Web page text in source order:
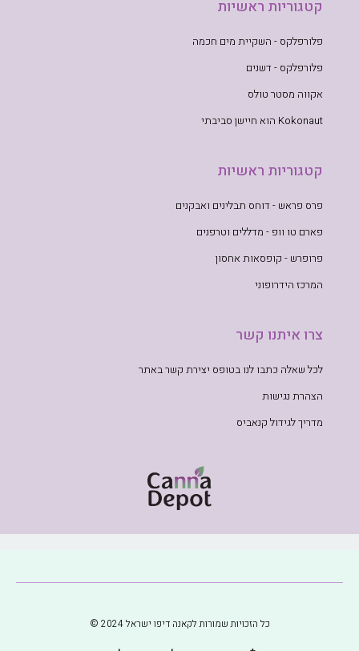
קטגוריות ראשיות
פלורפלקס - השקיית מים חכמה
פלורפלקס - דשנים
אקווה מסטר טולס
Kokonaut הוא חיישן סביבתי
קטגוריות ראשיות
פרס פראש - דוחס תבלינים ואבקנים
פארם טו וופ - מדללים וטרפנים
פרופרש - קופסאות אחסון
המרכז הידרופוני
צרו איתנו קשר
לכל שאלה כתבו לנו בטופס יצירת קשר באתר
הצהרת נגישות
מדריך לגידול קנאביס
כל הזכויות שמורות לקאנה דיפו ישראל 2024 ©